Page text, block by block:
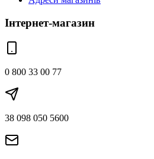
Інтернет-магазин
0 800 33 00 77
38 098 050 5600